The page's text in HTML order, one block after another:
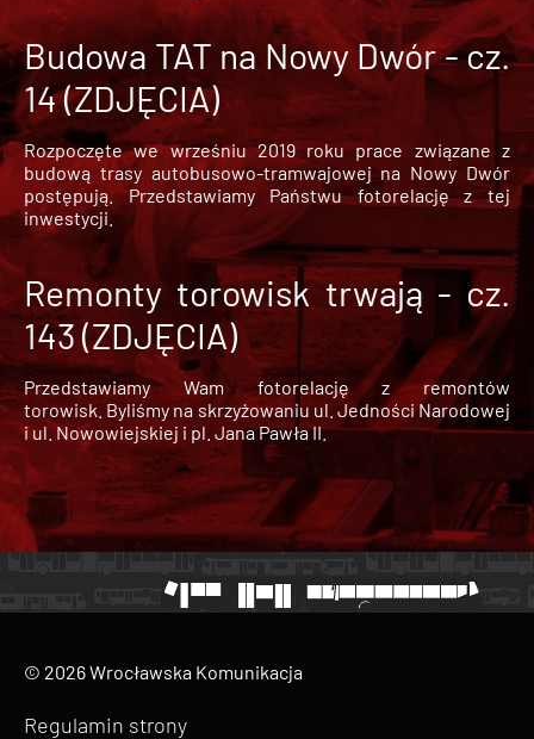
Budowa TAT na Nowy Dwór - cz.
14 (ZDJĘCIA)
Rozpoczęte we wrześniu 2019 roku prace związane z
budową trasy autobusowo-tramwajowej na Nowy Dwór
postępują. Przedstawiamy Państwu fotorelację z tej
inwestycji.
Remonty torowisk trwają - cz.
143 (ZDJĘCIA)
Przedstawiamy Wam fotorelację z remontów
torowisk. Byliśmy na skrzyżowaniu ul. Jedności Narodowej
i ul. Nowowiejskiej i pl. Jana Pawła II.
© 2026 Wrocławska Komunikacja
Regulamin strony